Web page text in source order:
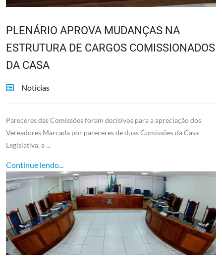
PLENÁRIO APROVA MUDANÇAS NA
ESTRUTURA DE CARGOS COMISSIONADOS
DA CASA
Noticias
Pareceres das Comissões foram decisivos para a apreciação dos
Vereadores Marcada por pareceres de duas Comissões da Casa
Legislativa, a ...
Continue lendo...